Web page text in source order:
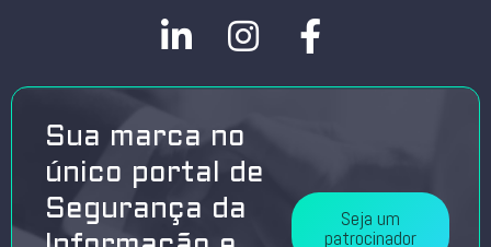
Sua marca no
único portal de
Segurança da
Seja um
patrocinador